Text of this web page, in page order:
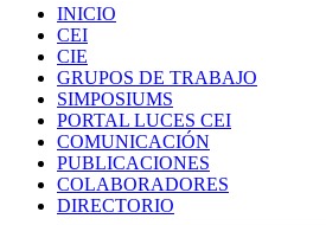
INICIO
CEI
CIE
GRUPOS DE TRABAJO
SIMPOSIUMS
PORTAL LUCES CEI
COMUNICACIÓN
PUBLICACIONES
COLABORADORES
DIRECTORIO